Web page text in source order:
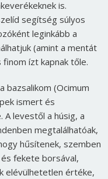
is.
segítség súlyos
leginkább a
(amint a mentát
finom ízt kapnak tőle.
bazsalikom (Ocimum
ismert és
levestől a húsig, a
megtalálhatóak,
hűsítenek, szemben
fekete borsával,
elévülhetetlen értéke,